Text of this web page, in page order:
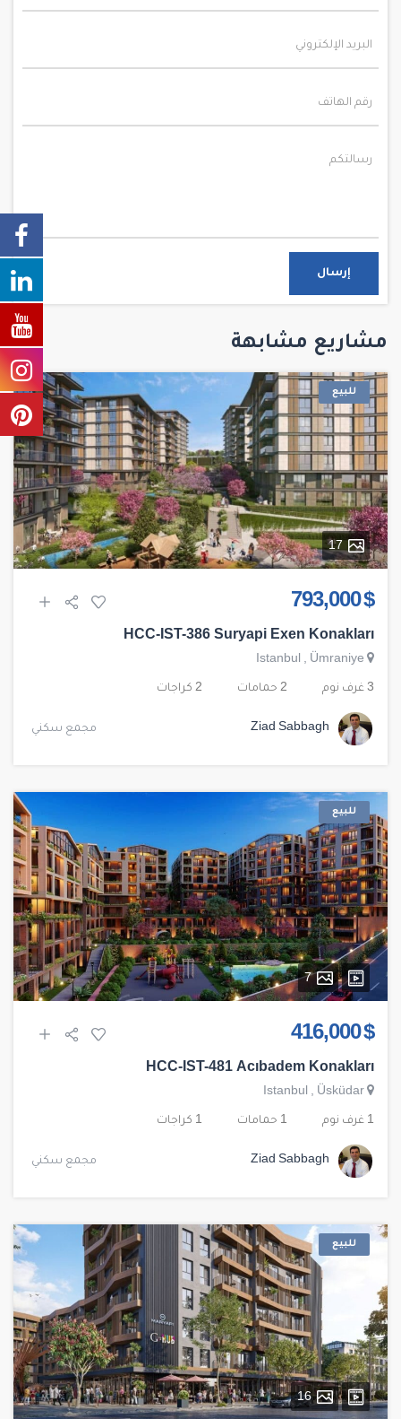
إرسال
مشاريع مشابهة
للبيع
17
$ 793,000
HCC-IST-386 Suryapi Exen Konakları
Istanbul , Ümraniye
3 غرف نوم 2 حمامات 2 كراجات
Ziad Sabbagh مجمع سكني
للبيع
7
$ 416,000
HCC-IST-481 Acıbadem Konakları
Istanbul , Üsküdar
1 غرف نوم 1 حمامات 1 كراجات
Ziad Sabbagh مجمع سكني
للبيع
16